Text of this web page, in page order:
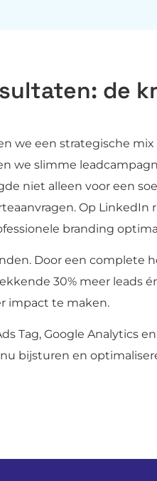
de
we een strategische mix
we slimme
niet alleen voor een
Op LinkedIn
branding
Door een complete
30% meer leads
impact te maken.
Tag, Google Analytics
bijsturen en